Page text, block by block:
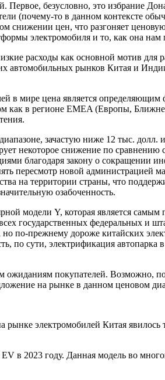
безусловно, это избрание
(почему-то в данном контексте
цен, что разгоняет
электромобиля и то, как она нам
расходы как основной мотив для
автомобильных рынков Китая и
в мире цена является
как в регионе EMEA (Европы,
зачастую ниже 12 тыс. долл.
некоторое снижение по сравнению
благодаря закону о сокращении
пересмотр новой администрацией
на территории страны, что
озабоченность.
модели Y, которая является
государственных федеральных и
по-прежнему дороже китайских
по сути, электрификация
покупателей. Возможно,
на рынке в данном ценовом
электромобилей Китая
в 2023 году. Данная модель во